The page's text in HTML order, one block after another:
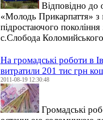
Відповідно до
«Молодь Прикарпаття» з
підростаючого
с.Слобода
На громадські роботи в
витратили 201 тис грн
2011-08-19 12:30:48
Громадські